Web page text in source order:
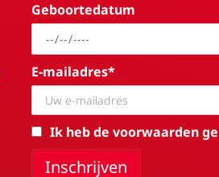
Geboortedatum
E-mailadres*
Ik heb de voorwaarden